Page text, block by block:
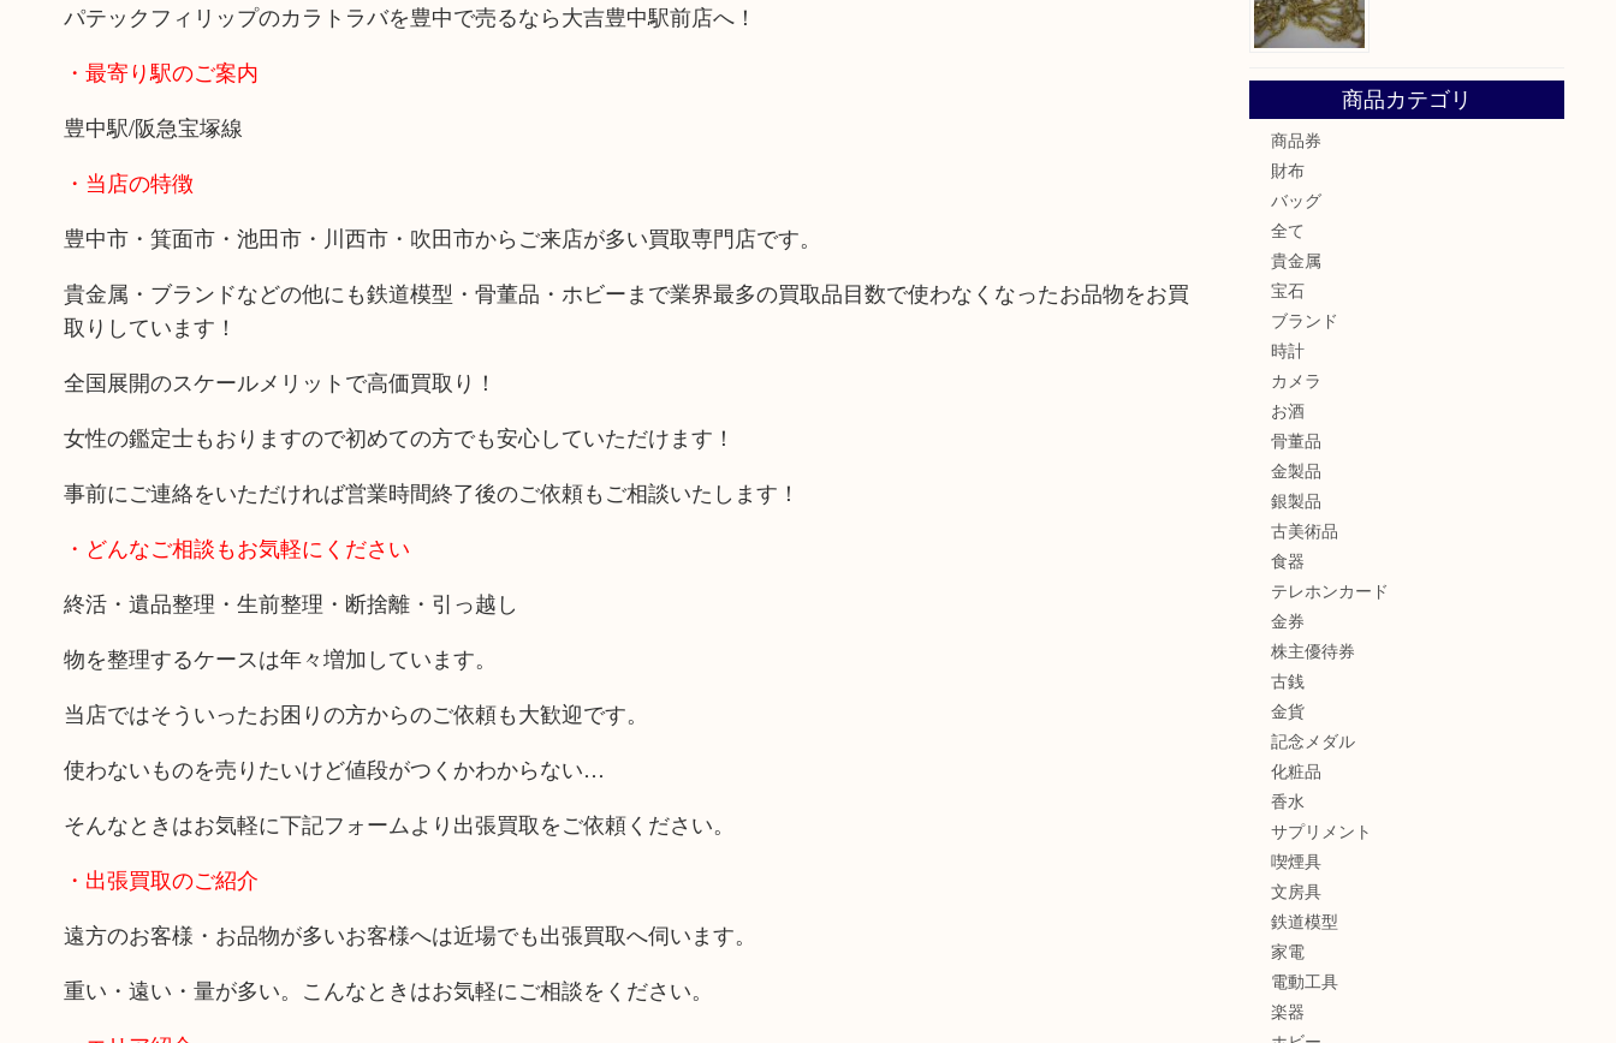
パテックフィリップのカラトラバを豊中で売るなら大吉豊中駅前店へ！
・最寄り駅のご案内
豊中駅/阪急宝塚線
・当店の特徴
豊中市・箕面市・池田市・川西市・吹田市からご来店が多い買取専門店です。
貴金属・ブランドなどの他にも鉄道模型・骨董品・ホビーまで業界最多の買取品目数で使わなくなったお品物をお買
取りしています！
全国展開のスケールメリットで高価買取り！
女性の鑑定士もおりますので初めての方でも安心していただけます！
事前にご連絡をいただければ営業時間終了後のご依頼もご相談いたします！
・どんなご相談もお気軽にください
終活・遺品整理・生前整理・断捨離・引っ越し
物を整理するケースは年々増加しています。
当店ではそういったお困りの方からのご依頼も大歓迎です。
使わないものを売りたいけど値段がつくかわからない…
そんなときはお気軽に下記フォームより出張買取をご依頼ください。
・出張買取のご紹介
遠方のお客様・お品物が多いお客様へは近場でも出張買取へ伺います。
重い・遠い・量が多い。こんなときはお気軽にご相談をください。
商品カテゴリ
商品券
財布
バッグ
全て
貴金属
宝石
ブランド
時計
カメラ
お酒
骨董品
金製品
銀製品
古美術品
食器
テレホンカード
金券
株主優待券
古銭
金貨
記念メダル
化粧品
香水
サプリメント
喫煙具
文房具
鉄道模型
家電
電動工具
楽器